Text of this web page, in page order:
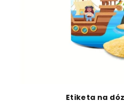
Etiketa na